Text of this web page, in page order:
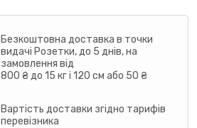
Безкоштовна доставка в точки
видачі Розетки, до 5 днів, на
замовлення від
800 ₴ до 15 кг і 120 см або 50 ₴
Вартість доставки згідно тарифів
перевізника